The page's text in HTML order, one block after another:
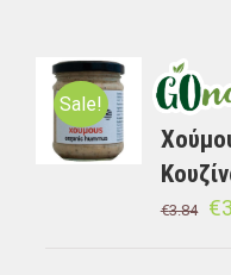
Sale!
€3.84 €